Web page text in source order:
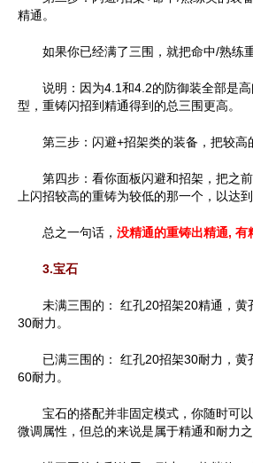
精通。
如果你已经满了三围，就把命中/熟练
说明：因为4.1和4.2的防御装全部是高
型，重铸闪招到精通得到的总三围更高。
第三步：闪避+招架类的装备，把较高
第四步：看你面板闪避和招架，把之前
上闪招较高的重铸为较低的那一个，以达到
总之一句话， 没精通的重铸出精通, 有
3.宝石
未满三围的： 红孔20招架20精通，黄
30耐力。
已满三围的： 红孔20招架30耐力，黄
60耐力。
宝石的搭配并非固定模式，你随时可以
微调属性，但总的来说是属于精通和耐力之